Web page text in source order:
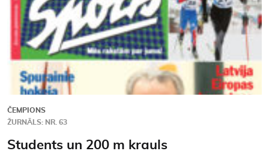
ČEMPIONS
ŽURNĀLS: NR. 63
Students un 200 m krauls